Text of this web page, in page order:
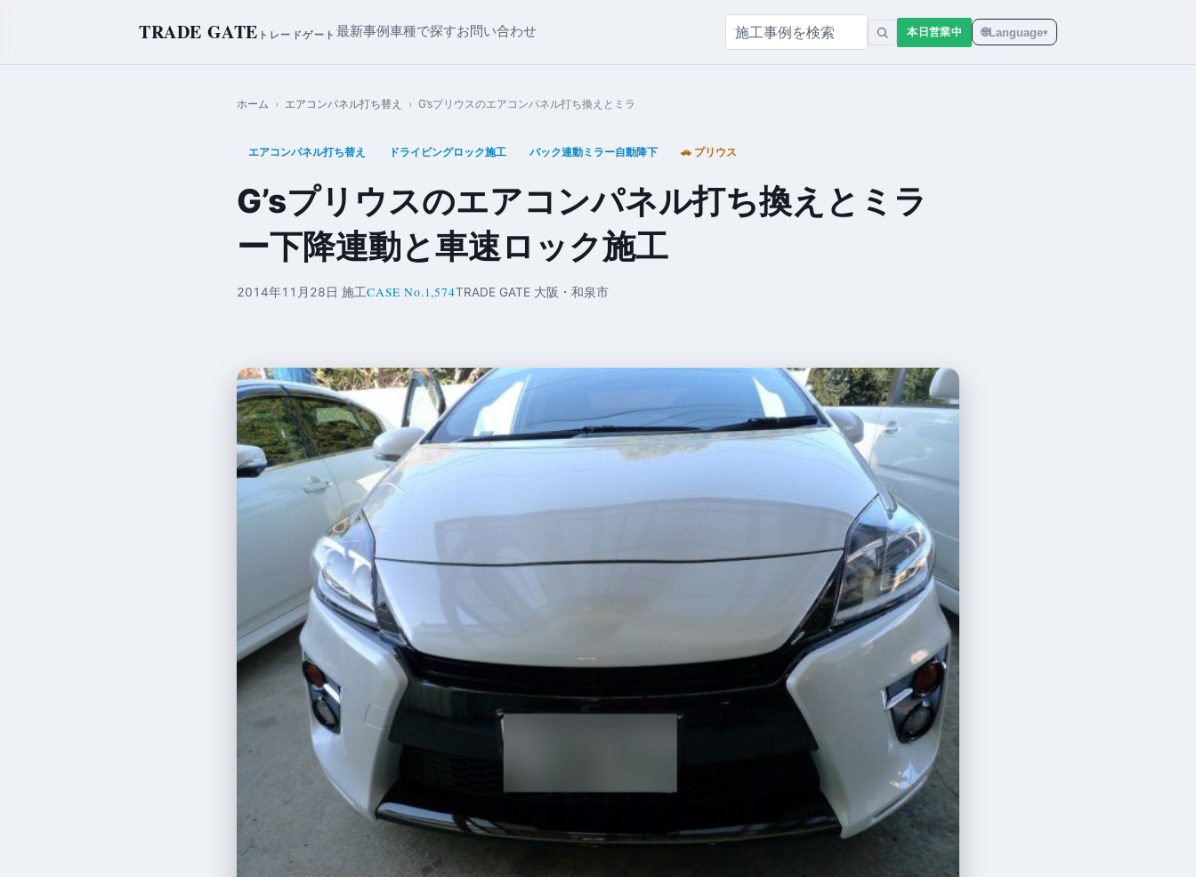
TRADE GATE トレードゲート 最新事例車種で探すお問い合わせ 本日営業中 🌐Language▾
ホーム › エアコンパネル打ち替え › G’sプリウスのエアコンパネル打ち換えとミラ
エアコンパネル打ち替え ドライビングロック施工 バック連動ミラー自動降下 🚗 プリウス
G’sプリウスのエアコンパネル打ち換えとミラ
ー下降連動と車速ロック施工
2014年11月28日 施工CASE No.1,574TRADE GATE 大阪・和泉市